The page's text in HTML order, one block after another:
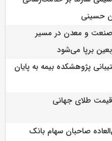
حسینی
و معدن در مسیر
برپا می‌شود
پژوهشكده بیمه به پایان
طلای جهانی
صاحبان سهام بانک